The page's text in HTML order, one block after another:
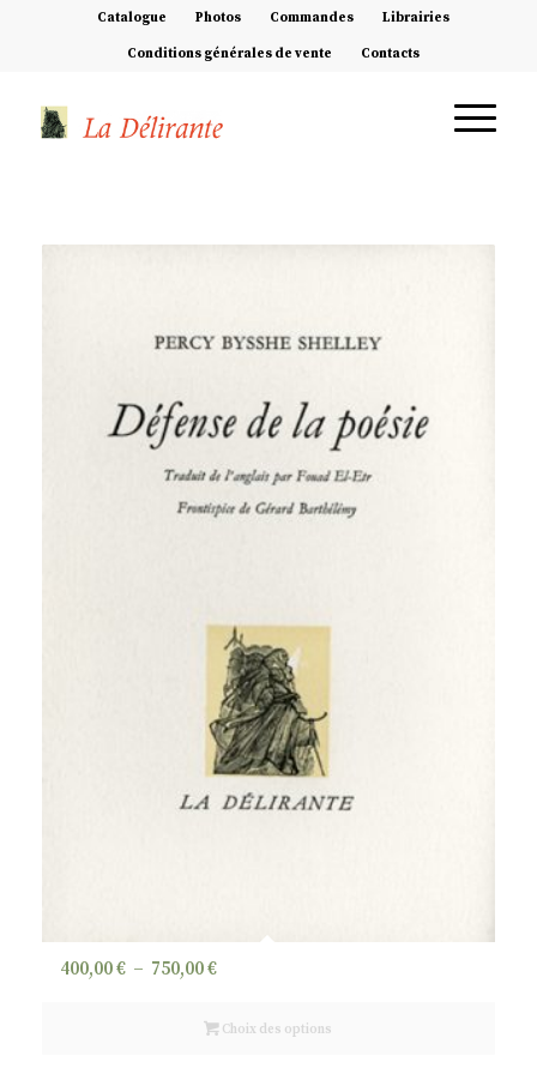
Catalogue Photos Commandes Librairies
Conditions générales de vente Contacts
400,00€ – 750,00€Plage
prix :
Choix des options